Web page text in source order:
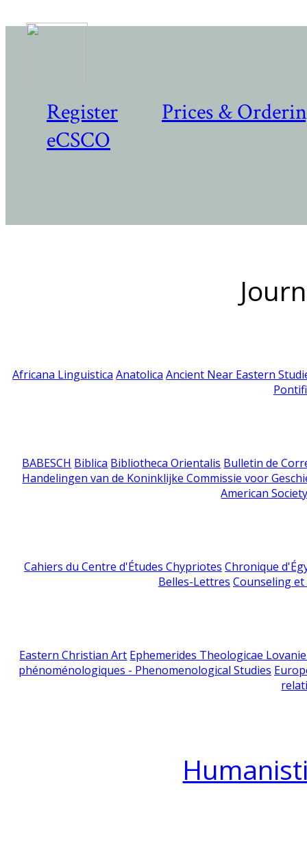
Register
Prices &
eCSCO
Africana Linguistica Anatolica Ancient Near Eastern
BABESCH Biblica Bibliotheca Orientalis Bulletin de
Handelingen van de Koninklijke Commissie voor
American
Cahiers du Centre d'Études Chypriotes Chronique
Belles-Lettres Counseling
Eastern Christian Art Ephemerides Theologicae
phénoménologiques - Phenomenological Studies